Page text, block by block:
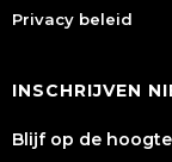
Privacy beleid
INSCHRIJVEN
Blijf op de